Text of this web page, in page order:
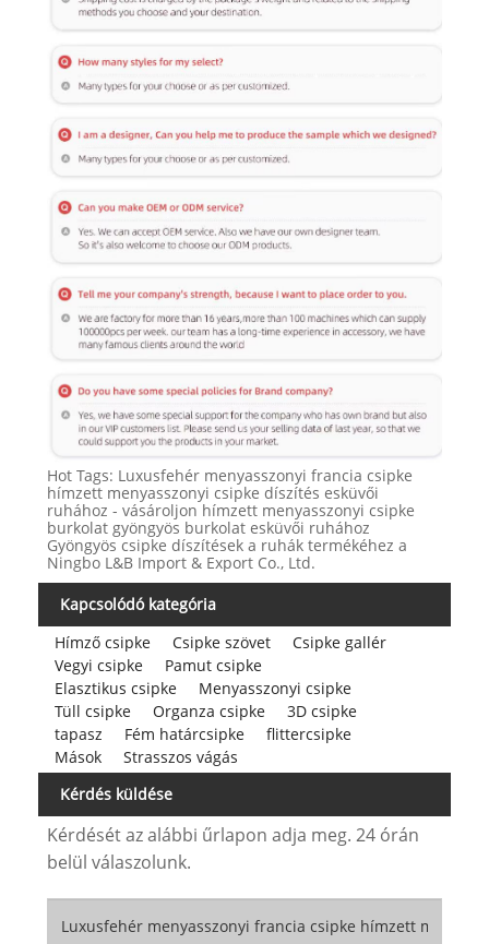
Hot Tags: Luxusfehér menyasszonyi francia csipke
hímzett menyasszonyi csipke díszítés esküvői
ruhához - vásároljon hímzett menyasszonyi csipke
burkolat gyöngyös burkolat esküvői ruhához
Gyöngyös csipke díszítések a ruhák termékéhez a
Ningbo L&B Import & Export Co., Ltd.
Kapcsolódó kategória
Hímző csipke
Csipke szövet
Csipke gallér
Vegyi csipke
Pamut csipke
Elasztikus csipke
Menyasszonyi csipke
Tüll csipke
Organza csipke
3D csipke
tapasz
Fém határcsipke
flittercsipke
Mások
Strasszos vágás
Kérdés küldése
Kérdését az alábbi űrlapon adja meg. 24 órán
belül válaszolunk.